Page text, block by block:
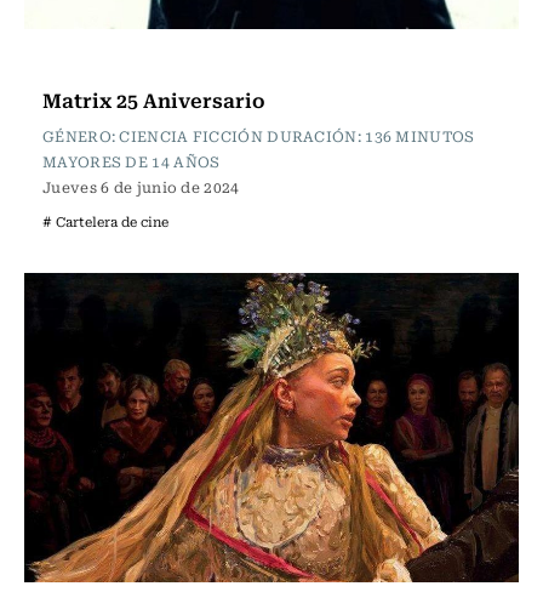
Matrix 25 Aniversario
GÉNERO: CIENCIA FICCIÓN DURACIÓN: 136 MINUTOS
MAYORES DE 14 AÑOS
Jueves 6 de junio de 2024
# Cartelera de cine